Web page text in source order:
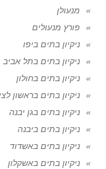
מנעולן
פורץ מנעולים
ניקיון בתים ביפו
ניקיון בתים בתל אביב
ניקיון בתים בחולון
ניקיון בתים בראשון
ניקיון בתים בגן יבנה
ניקיון בתים ביבנה
ניקיון בתים באשדוד
ניקיון בתים באשקלון